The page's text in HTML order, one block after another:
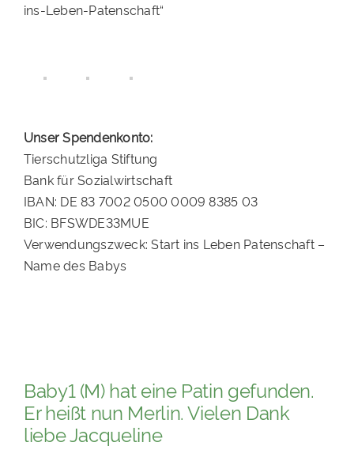
ins-Leben-Patenschaft“
Unser Spendenkonto:
Tierschutzliga Stiftung
Bank für Sozialwirtschaft
IBAN: DE 83 7002 0500 0009 8385 03
BIC: BFSWDE33MUE
Verwendungszweck: Start ins Leben Patenschaft –
Name des Babys
Baby1 (M) hat eine Patin gefunden.
Er heißt nun Merlin. Vielen Dank
liebe Jacqueline